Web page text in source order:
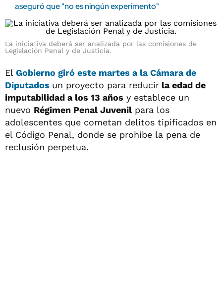
aseguró que "no es ningún experimento"
La iniciativa deberá ser analizada por las comisiones de
Legislación Penal y de Justicia.
El Gobierno giró este martes a laCámara de
Diputados un proyecto para reducir la edad de
imputabilidad a los 13 años y establece un
nuevo Régimen Penal Juvenil para los
adolescentes que cometan delitos tipificados en
el Código Penal, donde se prohíbe la pena de
reclusión perpetua.